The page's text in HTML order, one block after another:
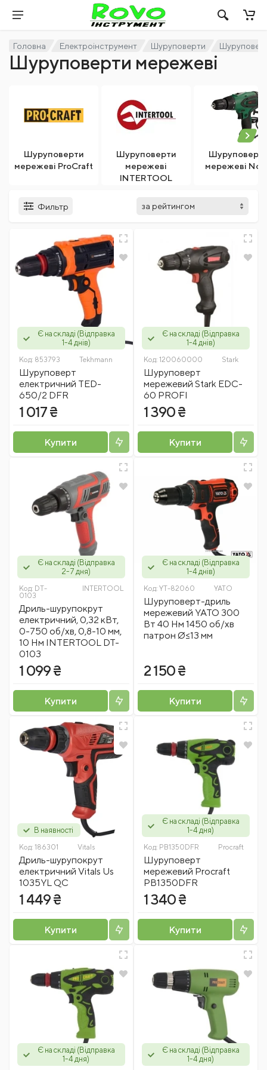
Головна Електроінструмент Шуруповерти
Шуруповерти мережеві
Шуруповерти
мережеві ProCraft
Шуруповерти
мережеві
INTERTOOL
мережеві
Фильтр
Є на складі (Відправка
1-4 днів)
Код: 853793 Tekhmann
Шуруповерт
електричний TED-
650/2 DFR
1 017 ₴
Купити
Є на складі (Відправка
1-4 днів)
Код: 120060000 Stark
Шуруповерт
мережевий Stark EDC-
60 PROFI
1 390 ₴
Купити
Є на складі (Відправка
2-7 дня)
Код: DT-
0103
INTERTOOL
Дриль-шурупокрут
електричний, 0,32 кВт,
0-750 об/хв, 0,8-10 мм,
10 Нм INTERTOOL DT-
0103
1 099 ₴
Купити
Є на складі (Відправка
1-4 днів)
Код: YT-82060 YATO
Шуруповерт-дриль
мережевий YATO 300
Вт 40 Нм 1450 об/хв
патрон Ø≤13 мм
2 150 ₴
Купити
В наявності
Код: 186301 Vitals
Дриль-шурупокрут
електричний Vitals Us
1035YL QC
1 449 ₴
Купити
Є на складі (Відправка
1-4 дня)
Код: PB1350DFR Procraft
Шуруповерт
мережевий Procraft
PB1350DFR
1 340 ₴
Купити
Є на складі (Відправка
1-4 дня)
Є на складі (Відправка
1-4 дня)